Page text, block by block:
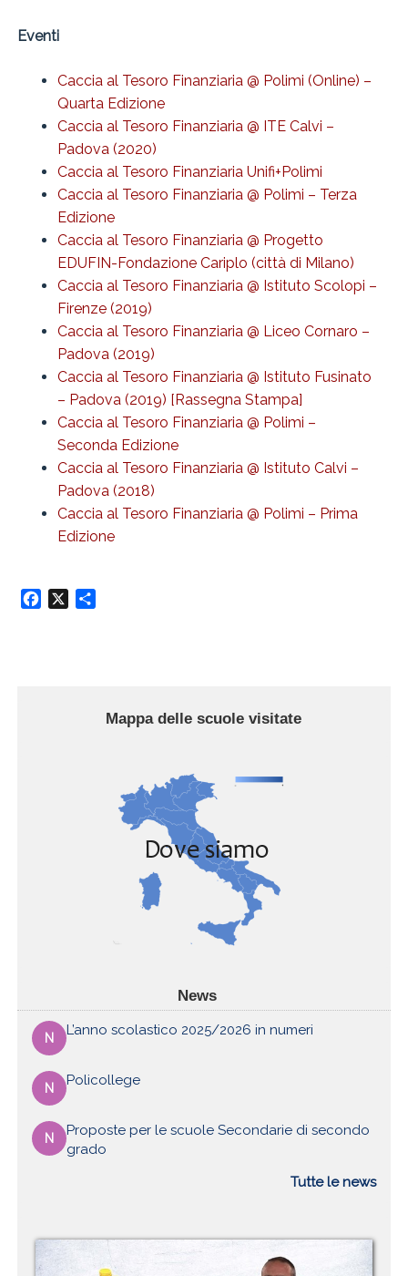
Eventi
Caccia al Tesoro Finanziaria @ Polimi (Online) –
Quarta Edizione
Caccia al Tesoro Finanziaria @ ITE Calvi –
Padova (2020)
Caccia al Tesoro Finanziaria Unifi+Polimi
Caccia al Tesoro Finanziaria @ Polimi – Terza
Edizione
Caccia al Tesoro Finanziaria @ Progetto
EDUFIN-Fondazione Cariplo (città di Milano)
Caccia al Tesoro Finanziaria @ Istituto Scolopi –
Firenze (2019)
Caccia al Tesoro Finanziaria @ Liceo Cornaro –
Padova (2019)
Caccia al Tesoro Finanziaria @ Istituto Fusinato
– Padova (2019) [Rassegna Stampa]
Caccia al Tesoro Finanziaria @ Polimi –
Seconda Edizione
Caccia al Tesoro Finanziaria @ Istituto Calvi –
Padova (2018)
Caccia al Tesoro Finanziaria @ Polimi – Prima
Edizione
Facebook
Mappa delle scuole visitate
News
N L’anno scolastico 2025/2026 in numeri
N Policollege
N
Proposte per le scuole Secondarie di secondo
grado
Tutte le news